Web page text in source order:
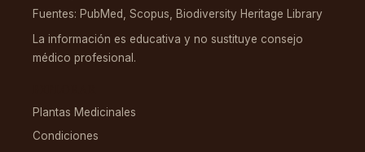
Fuentes: PubMed, Scopus, Biodiversity Heritage Library
La información es educativa y no sustituye consejo
médico profesional.
Plantas Medicinales
Condiciones